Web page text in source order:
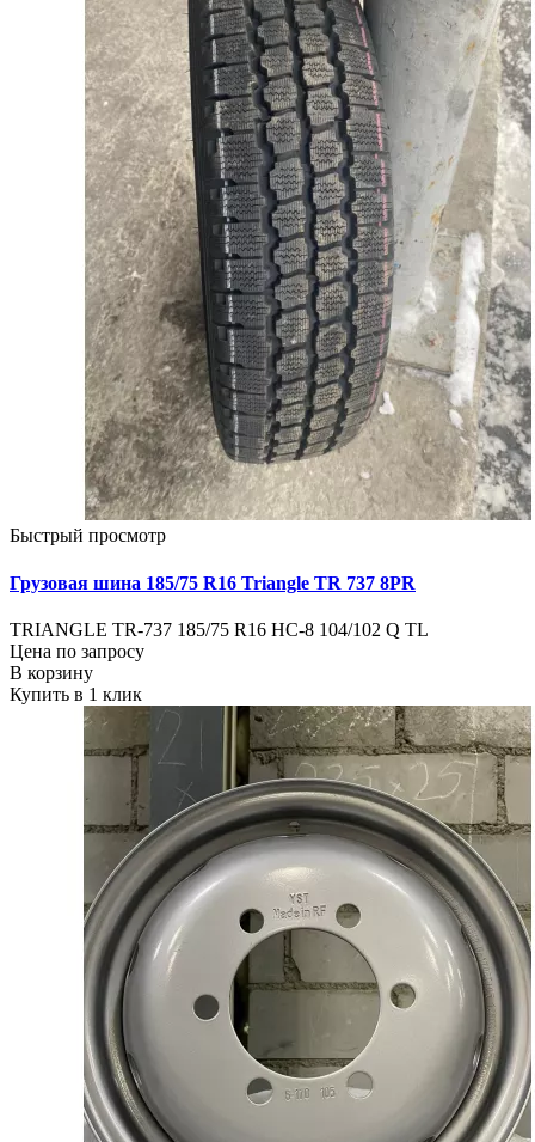
Быстрый просмотр
Грузовая шина 185/75 R16 Triangle TR 737 8PR
TRIANGLE TR-737 185/75 R16 НС-8 104/102 Q TL
Цена по запросу
В корзину
Купить в 1 клик